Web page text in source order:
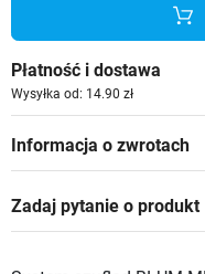
Płatność i dostawa
Wysyłka od: 14.90 zł
Informacja o zwrotach
Zadaj pytanie o produkt